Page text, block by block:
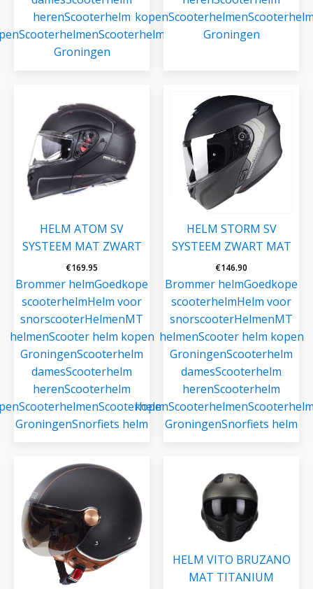
herenScooterhelm
ScooterhelmenScooterhelmen
Groningen
kopenScooterhelmen
Groningen
HELM ATOM SV
SYSTEEM MAT ZWART
€169.95
Brommer helmGoedkope
scooterhelmHelm voor
snorscooterHelmenMT
helmenScooter helm kopen
GroningenScooterhelm
damesScooterhelm
herenScooterhelm
ScooterhelmenScooterhelmen
GroningenSnorfiets helm
HELM STORM SV
SYSTEEM ZWART MAT
€146.90
Brommer helmGoedkope
scooterhelmHelm voor
snorscooterHelmenMT
helmenScooter helm kopen
GroningenScooterhelm
damesScooterhelm
herenScooterhelm
kopenScooterhelmen
GroningenSnorfiets helm
HELM VITO BRUZANO
MAT TITANIUM